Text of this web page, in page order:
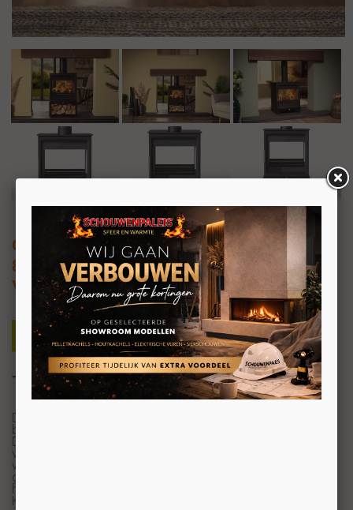
Charlton & Jenrick Fireline Woodtec
8kW
Vrijstaande doorkijk haard
Twee kanten vuur, dubbel zoveel sfeer
De Fireline Woodtec 8kW doorkijkhaard is een echte
blikvanger.
Dankzij het glas aan beide zijden geniet u van het
vlammenspel vanuit twee kanten tegelijk, ideaal tussen
woon en eetkamer of in een open leefruimte. De
gietijzeren deuren en strakke afwerking geven deze
houtkachel een moderne, robuuste uitstraling.
Kies alleen het beste met Woodtec-kachels van Fireline.